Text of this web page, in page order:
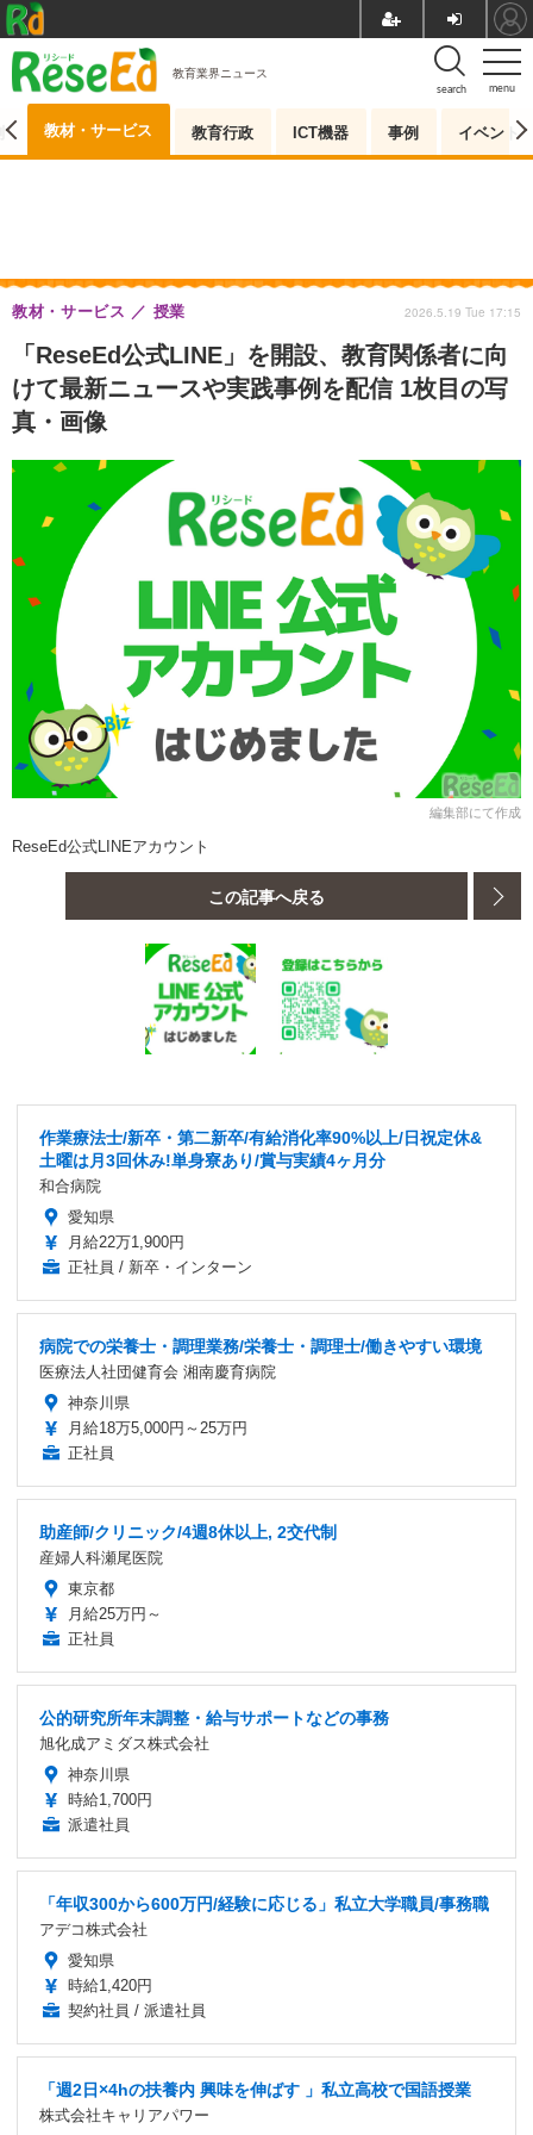
menu
search
教育業界ニュース
教材・サービス 教育行政 ICT機器 事例 イベント
「ReseEd公式LINE」を開設、教育関係者に向
けて最新ニュースや実践事例を配信 1枚目の写
真・画像
教材・サービス 授業 2026.5.19 Tue 17:15
編集部にて作成
ReseEd公式LINEアカウント
この記事へ戻る
作業療法士/新卒・第二新卒/有給消化率90%以上/日祝定休&
土曜は月3回休み!単身寮あり/賞与実績4ヶ月分
和合病院
愛知県
月給22万1,900円
正社員 / 新卒・インターン
病院での栄養士・調理業務/栄養士・調理士/働きやすい環境
医療法人社団健育会 湘南慶育病院
神奈川県
月給18万5,000円～25万円
正社員
助産師/クリニック/4週8休以上, 2交代制
産婦人科瀬尾医院
東京都
月給25万円～
正社員
公的研究所年末調整・給与サポートなどの事務
旭化成アミダス株式会社
神奈川県
時給1,700円
派遣社員
「年収300から600万円/経験に応じる」私立大学職員/事務職
アデコ株式会社
愛知県
時給1,420円
契約社員 / 派遣社員
「週2日×4hの扶養内 興味を伸ばす 」私立高校で国語授業
株式会社キャリアパワー